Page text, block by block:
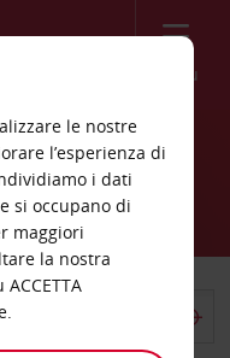
Menù
le nostre
l’esperienza di
i dati
si occupano di
maggiori
la nostra